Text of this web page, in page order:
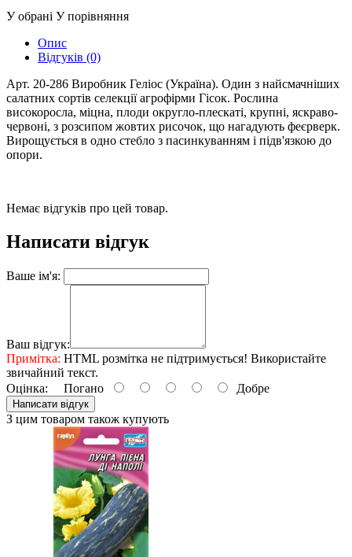
У обрані У порівняння
Опис
Відгуків (0)
Арт. 20-286 Виробник Геліос (Україна). Один з найсмачніших
салатних сортів селекції агрофірми Гісок. Рослина
високоросла, міцна, плоди округло-плескаті, крупні, яскраво-
червоні, з розсипом жовтих рисочок, що нагадують феєрверк.
Вирощується в одно стебло з пасинкуванням і підв'язкою до
опори.
Немає відгуків про цей товар.
Написати відгук
Ваше ім'я:
Ваш відгук:
Примітка: HTML розмітка не підтримується! Використайте
звичайний текст.
Оцінка: Погано Добре
Написати відгук
З цим товаром також купують